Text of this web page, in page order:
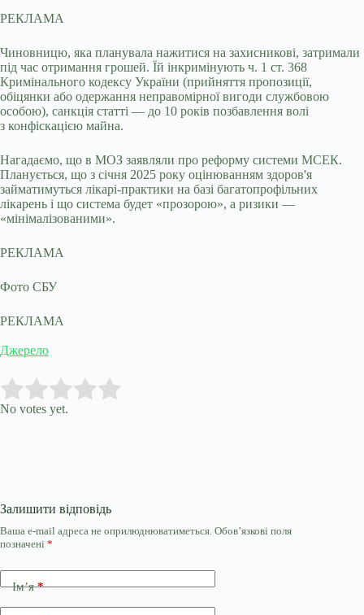
РЕКЛАМА
Чиновницю, яка планувала нажитися на захисникові, затримали
під час отримання грошей. Їй інкримінують ч. 1 ст. 368
Кримінального кодексу України (прийняття пропозиції,
обіцянки або одержання неправомірної вигоди службовою
особою), санкція статті — до 10 років позбавлення волі
з конфіскацією майна.
Нагадаємо, що в МОЗ заявляли про реформу системи МСЕК.
Планується, що з січня 2025 року оцінюванням здоров'я
займатимуться лікарі-практики на базі багатопрофільних
лікарень і що система будет «прозорою», а ризики —
«мінімалізованими».
РЕКЛАМА
Фото СБУ
РЕКЛАМА
Джерело
Rate this item:
No votes yet.
Залишити відповідь
Ваша e-mail адреса не оприлюднюватиметься. Обов’язкові поля
позначені *
Ім’я*